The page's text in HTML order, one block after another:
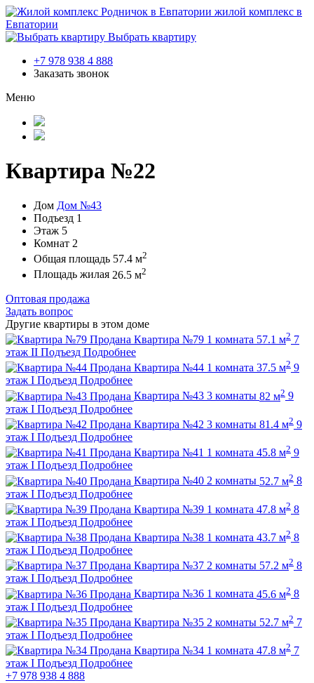
жилой комплекс в
Евпатории
Выбрать квартиру
+7 978 938 4 888
Заказать звонок
Меню
Квартира №22
Дом Дом №43
Подъезд 1
Этаж 5
Комнат 2
Общая площадь 57.4 м2
Площадь жилая 26.5 м2
Оптовая продажа
Задать вопрос
Другие квартиры в этом доме
Продана Квартира №79 1 комната 57.1 м2 7
этаж II Подъезд Подробнее
Продана Квартира №44 1 комната 37.5 м2 9
этаж I Подъезд Подробнее
Продана Квартира №43 3 комнаты 82 м2 9
этаж I Подъезд Подробнее
Продана Квартира №42 3 комнаты 81.4 м2 9
этаж I Подъезд Подробнее
Продана Квартира №41 1 комната 45.8 м2 9
этаж I Подъезд Подробнее
Продана Квартира №40 2 комнаты 52.7 м2 8
этаж I Подъезд Подробнее
Продана Квартира №39 1 комната 47.8 м2 8
этаж I Подъезд Подробнее
Продана Квартира №38 1 комната 43.7 м2 8
этаж I Подъезд Подробнее
Продана Квартира №37 2 комнаты 57.2 м2 8
этаж I Подъезд Подробнее
Продана Квартира №36 1 комната 45.6 м2 8
этаж I Подъезд Подробнее
Продана Квартира №35 2 комнаты 52.7 м2 7
этаж I Подъезд Подробнее
Продана Квартира №34 1 комната 47.8 м2 7
этаж I Подъезд Подробнее
+7 978 938 4 888